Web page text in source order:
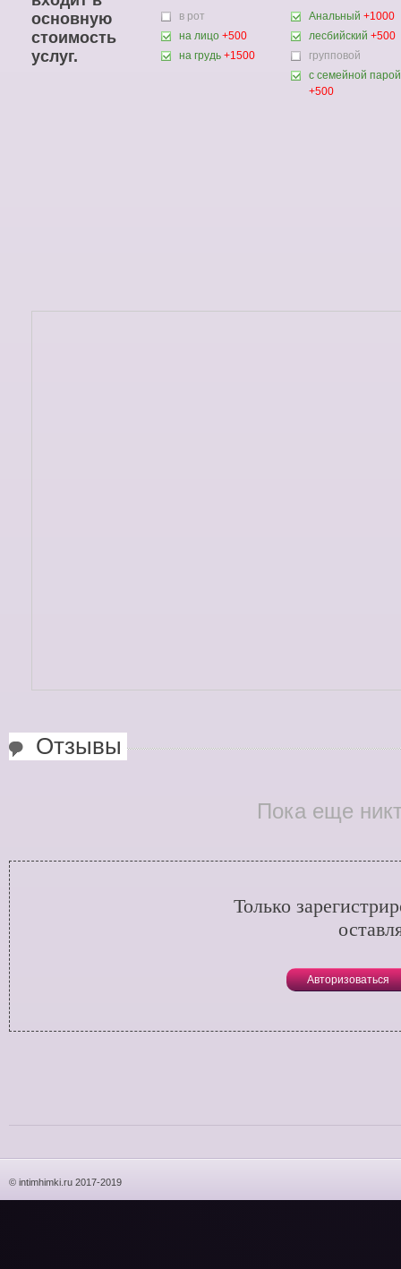
основную
стоимость
услуг.
в рот
на лицо +500
на грудь +1500
Анальный +1000
лесбийский +500
групповой
с семейной парой
+500
Отзывы
Пока еще
Только
Авторизоваться
© intimhimki.ru 2017-2019